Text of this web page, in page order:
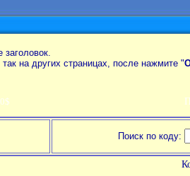
так на других страницах, после нажмите "
Поиск по коду: